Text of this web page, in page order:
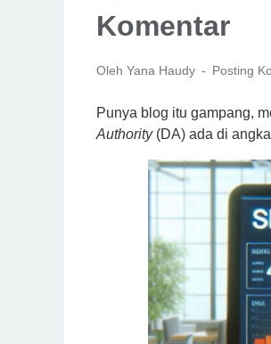
Komentar
Oleh Yana Haudy Posting
Punya blog itu gampang,
Authority(DA) ada di